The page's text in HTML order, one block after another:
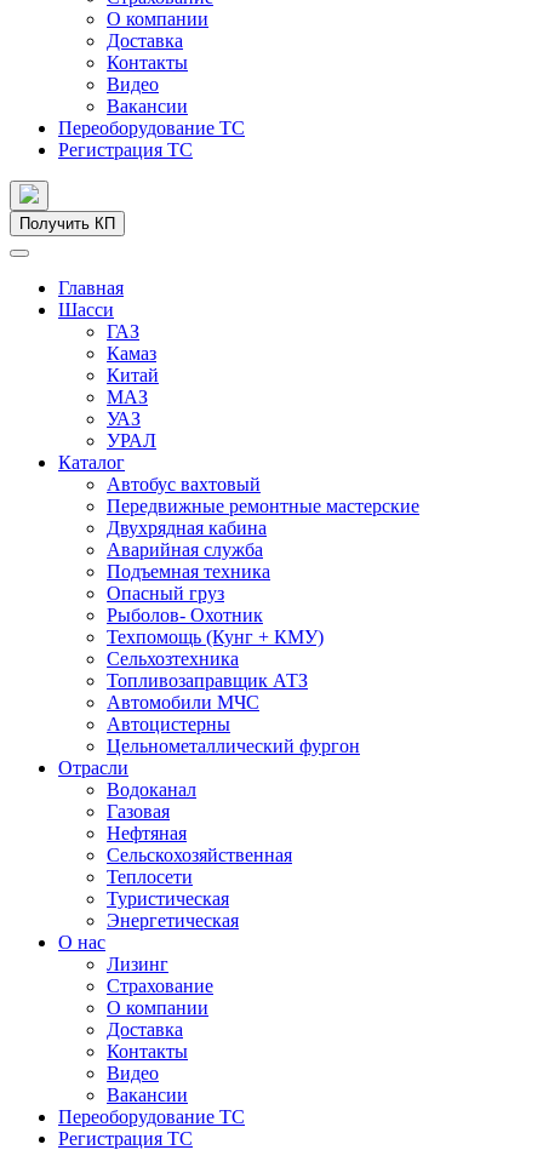
О компании
Доставка
Контакты
Видео
Вакансии
Переоборудование ТС
Регистрация ТС
Получить КП
Главная
Шасси
ГАЗ
Камаз
Китай
МАЗ
УАЗ
УРАЛ
Каталог
Автобус вахтовый
Передвижные ремонтные мастерские
Двухрядная кабина
Аварийная служба
Подъемная техника
Опасный груз
Рыболов- Охотник
Техпомощь (Кунг + КМУ)
Сельхозтехника
Топливозаправщик АТЗ
Автомобили МЧС
Автоцистерны
Цельнометаллический фургон
Отрасли
Водоканал
Газовая
Нефтяная
Сельскохозяйственная
Теплосети
Туристическая
Энергетическая
О нас
Лизинг
Страхование
О компании
Доставка
Контакты
Видео
Вакансии
Переоборудование ТС
Регистрация ТС